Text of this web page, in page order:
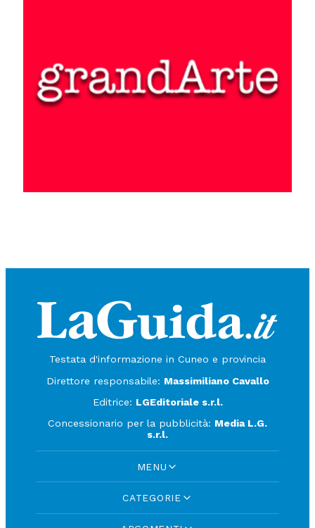
Testata d'informazione in Cuneo e provincia
Direttore responsabile: Massimiliano Cavallo
Editrice: LGEditoriale s.r.l.
Concessionario per la pubblicità: Media L.G.
s.r.l.
MENU
CATEGORIE